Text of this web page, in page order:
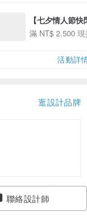
【七夕情人節
用 APP 購買任
00 現折 NT$100
滿 NT$ 2,500
活動詳
逛設計品牌
聯絡設計師